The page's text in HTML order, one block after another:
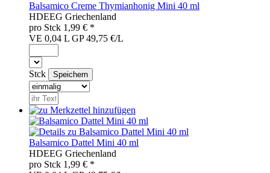
Balsamico Creme Thymianhonig Mini 40 ml
HDEEG Griechenland
pro Stck 1,99 € *
VE 0,04 L GP 49,75 €/L
Stck
Balsamico Dattel Mini 40 ml
HDEEG Griechenland
pro Stck 1,99 € *